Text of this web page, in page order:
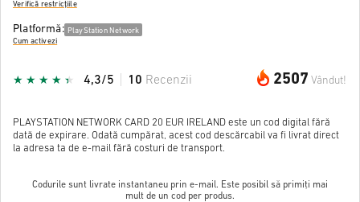
Verifică restricțiile
Platformă: PlayStation Network
Cum activezi
2507 Vândut!
4,3/5 10 Recenzii
PLAYSTATION NETWORK CARD 20 EUR IRELAND este un cod digital fără
dată de expirare. Odată cumpărat, acest cod descărcabil va fi livrat direct
la adresa ta de e-mail fără costuri de transport.
Codurile sunt livrate instantaneu prin e-mail. Este posibil să primiți mai
mult de un cod per produs.